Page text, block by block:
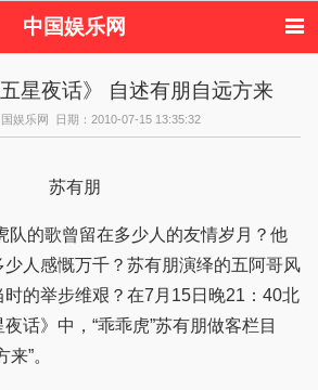
中国娱乐网
本娱乐 韩国娱乐
欧美娱乐
乐新闻 影视新闻
内地明星八卦
星夜话》 自述有朋自远方来
娱乐网 日期：2010-07-15 13:35:32
苏有朋
的歌曾留在多少人的友情岁月？他
人感慨万千？苏有朋演绎的五阿哥风
的举步维艰？在7月15日晚21：40北
话》中，“乖乖虎”苏有朋做客栏目
”。